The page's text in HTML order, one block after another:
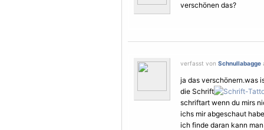
verschönen das?
verfasst von Schnullabagge
ja das verschönern.was
die Schrift
schriftart wenn du mirs
ichs mir abgeschaut
ich finde daran kann